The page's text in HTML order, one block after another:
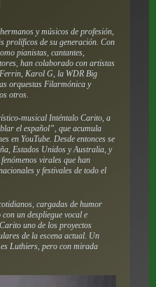
y músicos de profesión,
prolíficos de su generación. Con
pianistas, cantantes,
han colaborado con artistas
Karol G, la WDR Big
orquestas Filarmónica y
otros.
musical Inténtalo Carito, a
el español”, que acumula
en YouTube. Desde entonces se
Estados Unidos y Australia, y
virales que han
y festivales de todo el
cargadas de humor
un despliegue vocal e
uno de los proyectos
de la escena actual. Un
Luthiers, pero con mirada